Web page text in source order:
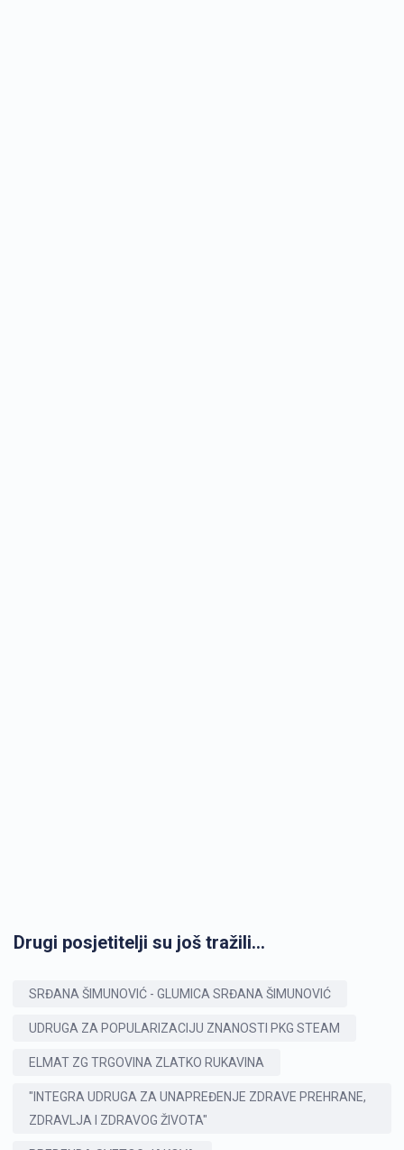
Drugi posjetitelji su još tražili...
SRĐANA ŠIMUNOVIĆ - GLUMICA SRĐANA ŠIMUNOVIĆ
UDRUGA ZA POPULARIZACIJU ZNANOSTI PKG STEAM
ELMAT ZG TRGOVINA ZLATKO RUKAVINA
"INTEGRA UDRUGA ZA UNAPREĐENJE ZDRAVE PREHRANE,
ZDRAVLJA I ZDRAVOG ŽIVOTA"